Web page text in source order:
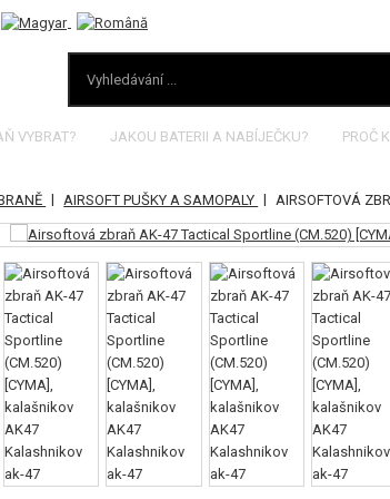
VYBRAT? JAKOU BATERII A NABÍJEČKU? PROČ
| AIRSOFT PUŠKY A SAMOPALY | AIRSOFTOVÁ